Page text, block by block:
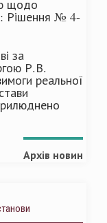
щодо
Рішення № 4-
за
Р.В.
реальної
Архів новин